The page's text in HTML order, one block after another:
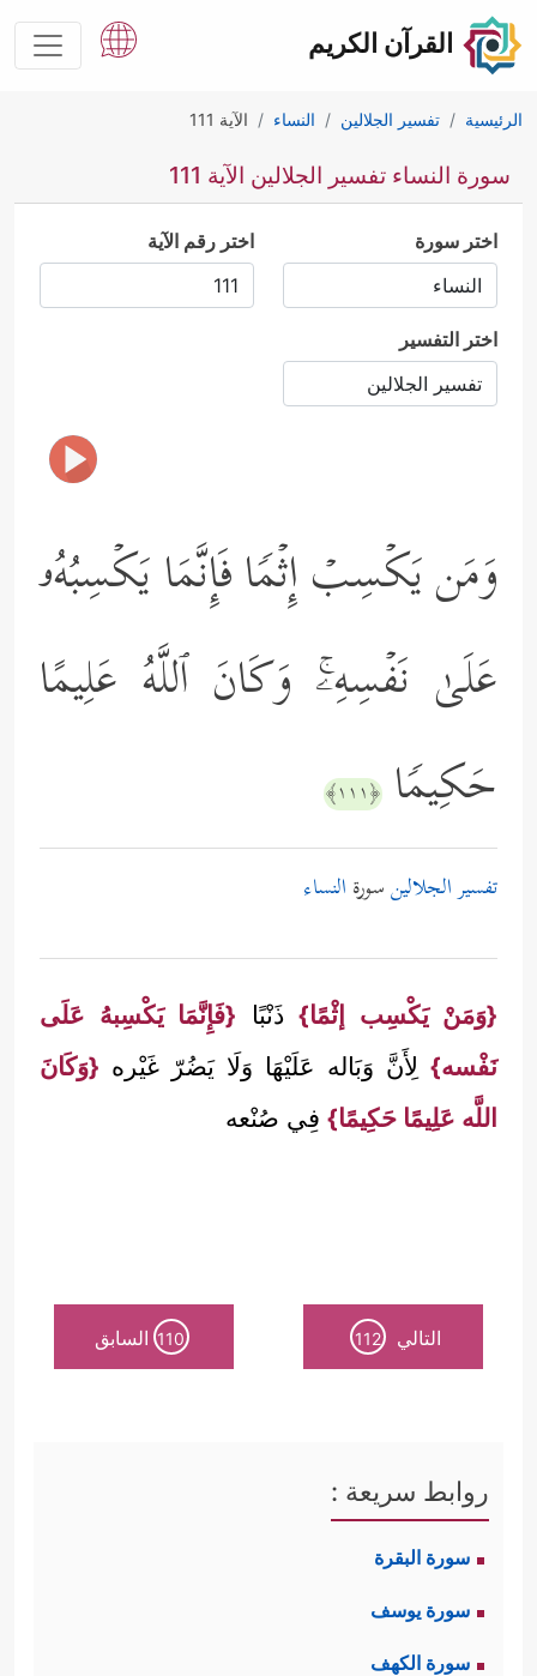
القرآن الكريم
الرئيسية تفسير الجلالين النساء الآية 111
سورة النساء تفسير الجلالين الآية 111
اختر سورة اختر رقم الآية
اختر التفسير
وَمَن یَكۡسِبۡ إِثۡمࣰا فَإِنَّمَا یَكۡسِبُهُۥ
عَلَىٰ نَفۡسِهِۦۚ وَكَانَ ٱللَّهُ عَلِیمًا
حَكِیمࣰا ﴿١١١﴾
تفسير الجلالينسورة النساء
{وَمَنْ يَكْسِب إثْمًا} ذَنْبًا {فَإِنَّمَا يَكْسِبهُ عَلَى
نَفْسه} لِأَنَّ وَبَاله عَلَيْهَا وَلَا يَضُرّ غَيْره {وَكَانَ
اللَّه عَلِيمًا حَكِيمًا} فِي صُنْعه
التالي 112
110 السابق
روابط سريعة :
سورة البقرة
سورة يوسف
سورة الكهف